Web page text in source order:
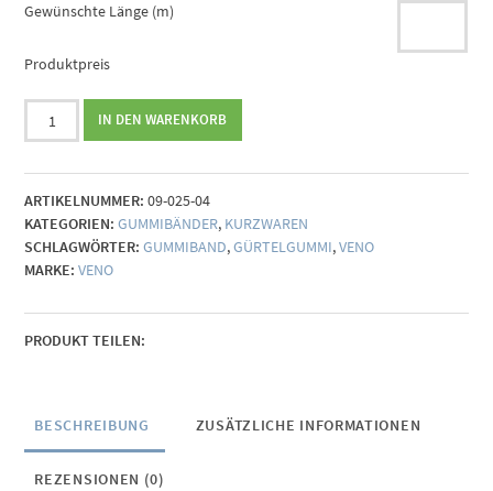
Gewünschte Länge (m)
Produktpreis
Gummiband
Streifen
schwarz
kariert
4
cm
Menge
IN DEN WARENKORB
ARTIKELNUMMER: 09-025-04
KATEGORIEN: GUMMIBÄNDER, KURZWAREN
SCHLAGWÖRTER: GUMMIBAND,GÜRTELGUMMI,VENO
MARKE:VENO
PRODUKT TEILEN:
BESCHREIBUNG ZUSÄTZLICHE INFORMATIONEN
REZENSIONEN (0)